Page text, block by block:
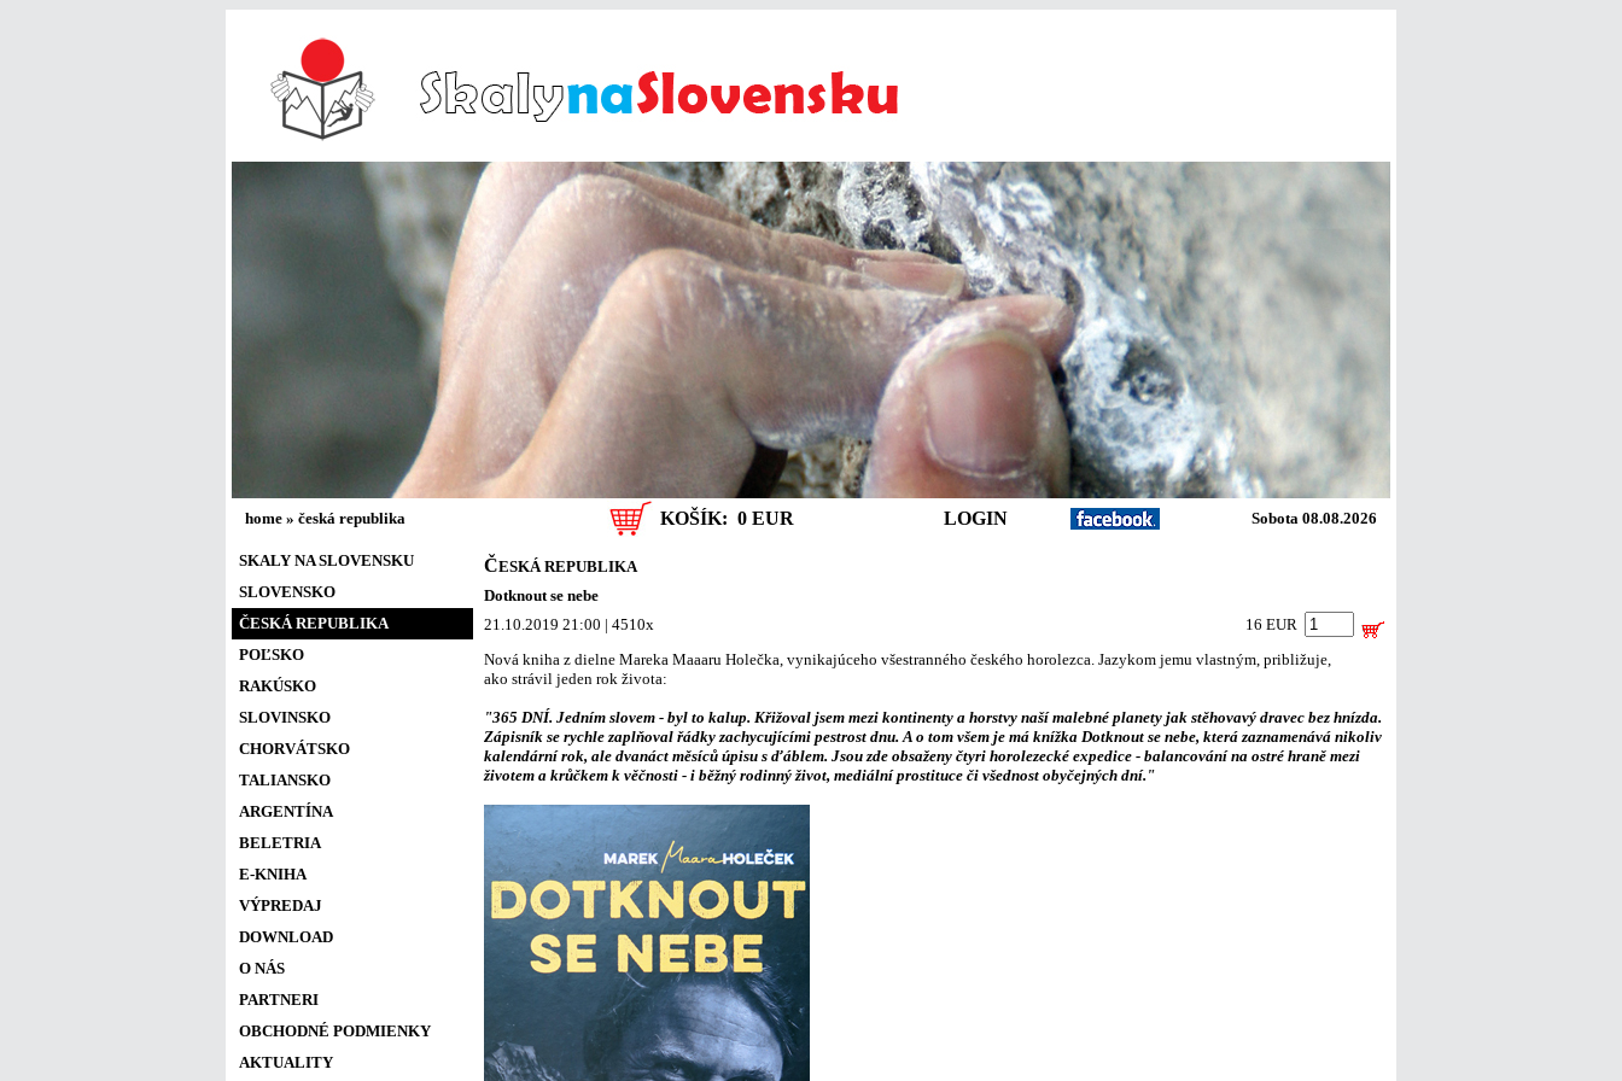
home » česká republika KOŠÍK: 0 EUR LOGIN Sobota 08.08.2026
SKALY NA SLOVENSKU
SLOVENSKO
ČESKÁ REPUBLIKA
POĽSKO
RAKÚSKO
SLOVINSKO
CHORVÁTSKO
TALIANSKO
ARGENTÍNA
BELETRIA
E-KNIHA
VÝPREDAJ
DOWNLOAD
O NÁS
PARTNERI
OBCHODNÉ PODMIENKY
AKTUALITY
ČESKÁ REPUBLIKA
Dotknout se nebe
21.10.2019 21:00 | 4510x
16 EUR
Nová kniha z dielne Mareka Maaaru Holečka, vynikajúceho všestranného českého horolezca. Jazykom jemu vlastným, približuje,
ako strávil jeden rok života:
"365 DNÍ. Jedním slovem - byl to kalup. Křižoval jsem mezi kontinenty a horstvy naší malebné planety jak stěhovavý dravec bez hnízda.
Zápisník se rychle zaplňoval řádky zachycujícími pestrost dnu. A o tom všem je má knížka Dotknout se nebe, která zaznamenává nikoliv
kalendární rok, ale dvanáct měsíců úpisu s ďáblem. Jsou zde obsaženy čtyri horolezecké expedice - balancování na ostré hraně mezi
životem a krůčkem k věčnosti - i běžný rodinný život, mediální prostituce či všednost obyčejných dní."